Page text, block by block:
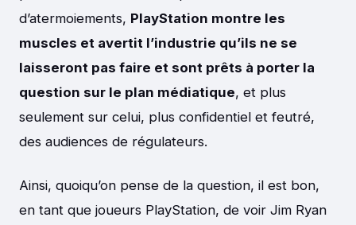
d’atermoiements, PlayStation montre les
muscles et avertit l’industrie qu’ils ne se
laisseront pas faire et sont prêts à porter la
question sur le plan médiatique, et plus
seulement sur celui, plus confidentiel et feutré,
des audiences de régulateurs.
Ainsi, quoiqu’on pense de la question, il est bon,
en tant que joueurs PlayStation, de voir Jim Ryan